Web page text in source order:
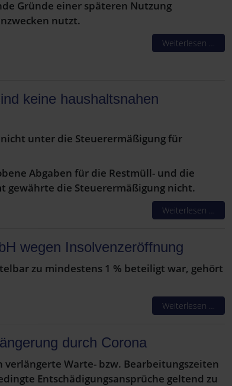
Gründe einer späteren Nutzung
nutzt.
Weiterlesen …
keine haushaltsnahen
unter die Steuerermäßigung für
Abgaben für die Restmüll- und die
gewährte die Steuerermäßigung nicht.
Weiterlesen …
wegen Insolvenzeröffnung
zu mindestens 1 % beteiligt war, gehört
Weiterlesen …
durch Corona
Warte- bzw. Bearbeitungszeiten
Entschädigungsansprüche geltend zu